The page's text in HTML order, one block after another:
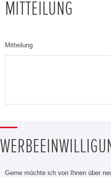
MITTEILUNG
Mitteilung
Gerne möchte ich von Ihnen über